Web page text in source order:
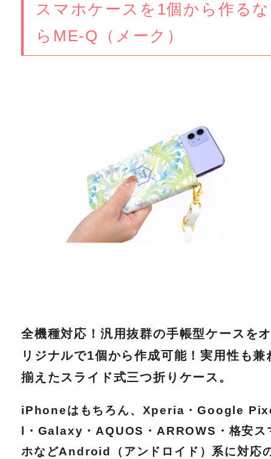
スマホケースを1個から作るな
らME-Q（メーク）
全機種対応！汎用抜群の手帳型ケースを
リジナルで1個から作成可能！実用性も兼
揃えたスライド式三つ折りケース。
iPhoneはもちろん、Xperia・Google
l・Galaxy・AQUOS・ARROWS・格安ス
ホなどAndroid（アンドロイド）系に対応